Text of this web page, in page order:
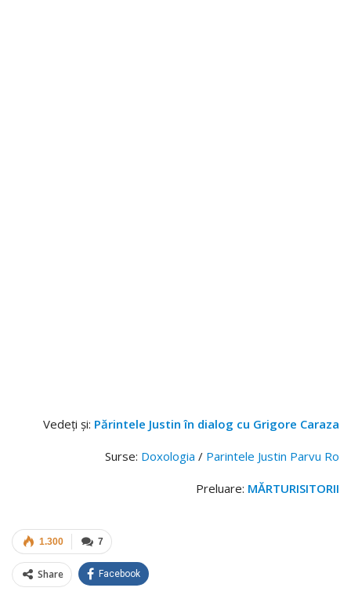
Vedeţi şi: Părintele Justin în dialog cu Grigore Caraza
Surse: Doxologia / Parintele Justin Parvu Ro
Preluare: MĂRTURISITORII
7
1.300
Share Facebook